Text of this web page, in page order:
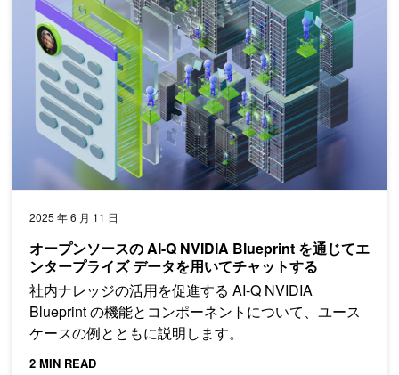
2025 年 6 月 11 日
オープンソースの AI-Q NVIDIA Blueprint を通じてエ
ンタープライズ データを用いてチャットする
社内ナレッジの活用を促進する AI-Q NVIDIA
Blueprint の機能とコンポーネントについて、ユース
ケースの例とともに説明します。
2 MIN READ